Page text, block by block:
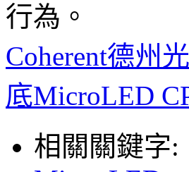
行為。
Coherent德州
底MicroLED
相關關鍵字: